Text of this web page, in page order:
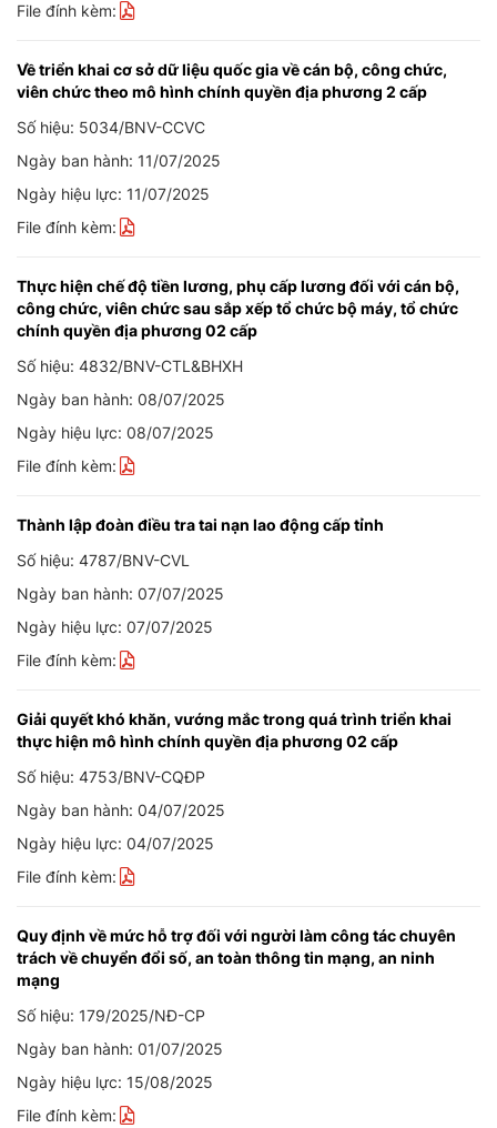
File đính kèm:
Về triển khai cơ sở dữ liệu quốc gia về cán bộ, công chức,
viên chức theo mô hình chính quyền địa phương 2 cấp
Số hiệu: 5034/BNV-CCVC
Ngày ban hành: 11/07/2025
Ngày hiệu lực: 11/07/2025
File đính kèm:
Thực hiện chế độ tiền lương, phụ cấp lương đối với cán bộ,
công chức, viên chức sau sắp xếp tổ chức bộ máy, tổ chức
chính quyền địa phương 02 cấp
Số hiệu: 4832/BNV-CTL&BHXH
Ngày ban hành: 08/07/2025
Ngày hiệu lực: 08/07/2025
File đính kèm:
Thành lập đoàn điều tra tai nạn lao động cấp tỉnh
Số hiệu: 4787/BNV-CVL
Ngày ban hành: 07/07/2025
Ngày hiệu lực: 07/07/2025
File đính kèm:
Giải quyết khó khăn, vướng mắc trong quá trình triển khai
thực hiện mô hình chính quyền địa phương 02 cấp
Số hiệu: 4753/BNV-CQĐP
Ngày ban hành: 04/07/2025
Ngày hiệu lực: 04/07/2025
File đính kèm:
Quy định về mức hỗ trợ đối với người làm công tác chuyên
trách về chuyển đổi số, an toàn thông tin mạng, an ninh
mạng
Số hiệu: 179/2025/NĐ-CP
Ngày ban hành: 01/07/2025
Ngày hiệu lực: 15/08/2025
File đính kèm: